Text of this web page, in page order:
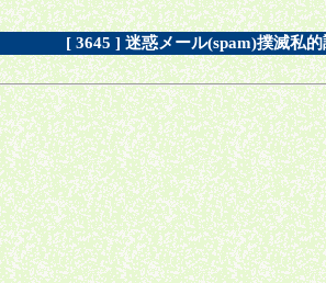
[ 3645 ] 迷惑メール(spam)撲滅私